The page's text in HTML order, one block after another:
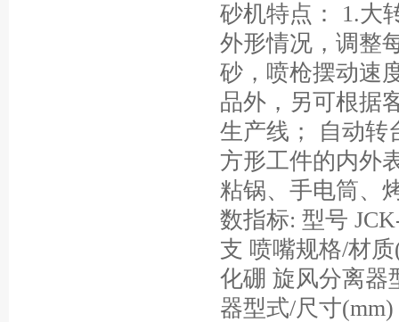
砂机特点： 1.大
外形情况，调整
砂，喷枪摆动速
品外，另可根据
生产线； 自动转
方形工件的内外
粘锅、手电筒、
数指标: 型号
支 喷嘴规格/材
化硼 旋风分离器
器型式/尺寸